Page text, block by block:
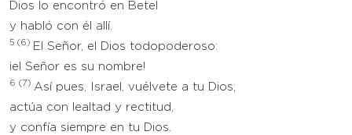
Dios lo encontró en Betel
y habló con él allí.
5 (6) El Señor, el Dios todopoderoso:
¡el Señor es su nombre!
6 (7) Así pues, Israel, vuélvete a tu Dios;
actúa con lealtad y rectitud,
y confía siempre en tu Dios.